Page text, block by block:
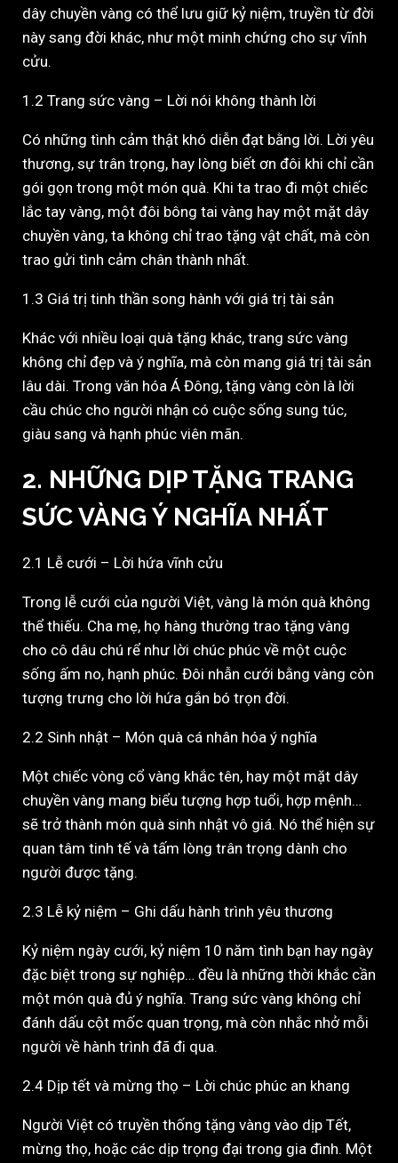
dây chuyền vàng có thể lưu giữ kỷ niệm, truyền từ đời
này sang đời khác, như một minh chứng cho sự vĩnh
cửu.
1.2 Trang sức vàng – Lời nói không thành lời
Có những tình cảm thật khó diễn đạt bằng lời. Lời yêu
thương, sự trân trọng, hay lòng biết ơn đôi khi chỉ cần
gói gọn trong một món quà. Khi ta trao đi một chiếc
lắc tay vàng, một đôi bông tai vàng hay một mặt dây
chuyền vàng, ta không chỉ trao tặng vật chất, mà còn
trao gửi tình cảm chân thành nhất.
1.3 Giá trị tinh thần song hành với giá trị tài sản
Khác với nhiều loại quà tặng khác, trang sức vàng
không chỉ đẹp và ý nghĩa, mà còn mang giá trị tài sản
lâu dài. Trong văn hóa Á Đông, tặng vàng còn là lời
cầu chúc cho người nhận có cuộc sống sung túc,
giàu sang và hạnh phúc viên mãn.
2. NHỮNG DỊP TẶNG TRANG
SỨC VÀNG Ý NGHĨA NHẤT
2.1 Lễ cưới – Lời hứa vĩnh cửu
Trong lễ cưới của người Việt, vàng là món quà không
thể thiếu. Cha mẹ, họ hàng thường trao tặng vàng
cho cô dâu chú rể như lời chúc phúc về một cuộc
sống ấm no, hạnh phúc. Đôi nhẫn cưới bằng vàng còn
tượng trưng cho lời hứa gắn bó trọn đời.
2.2 Sinh nhật – Món quà cá nhân hóa ý nghĩa
Một chiếc vòng cổ vàng khắc tên, hay một mặt dây
chuyền vàng mang biểu tượng hợp tuổi, hợp mệnh…
sẽ trở thành món quà sinh nhật vô giá. Nó thể hiện sự
quan tâm tinh tế và tấm lòng trân trọng dành cho
người được tặng.
2.3 Lễ kỷ niệm – Ghi dấu hành trình yêu thương
Kỷ niệm ngày cưới, kỷ niệm 10 năm tình bạn hay ngày
đặc biệt trong sự nghiệp… đều là những thời khắc cần
một món quà đủ ý nghĩa. Trang sức vàng không chỉ
đánh dấu cột mốc quan trọng, mà còn nhắc nhở mỗi
người về hành trình đã đi qua.
2.4 Dịp tết và mừng thọ – Lời chúc phúc an khang
Người Việt có truyền thống tặng vàng vào dịp Tết,
mừng thọ, hoặc các dịp trọng đại trong gia đình. Một